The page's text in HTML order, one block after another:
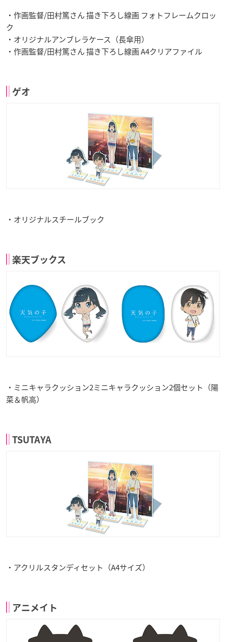
・作画監督/田村篤さん 描き下ろし線画 フォトフレームクロッ
ク
・オリジナルアンブレラケース（長傘用）
・作画監督/田村篤さん 描き下ろし線画 A4クリアファイル
ゲオ
・オリジナルスチールブック
楽天ブックス
・ミニキャラクッション2ミニキャラクッション2個セット（陽
菜＆帆高）
TSUTAYA
・アクリルスタンディセット（A4サイズ）
アニメイト